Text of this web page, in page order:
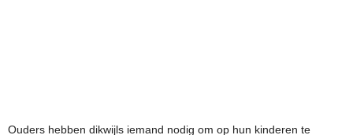
Ouders hebben dikwijls iemand nodig om op hun kinderen te